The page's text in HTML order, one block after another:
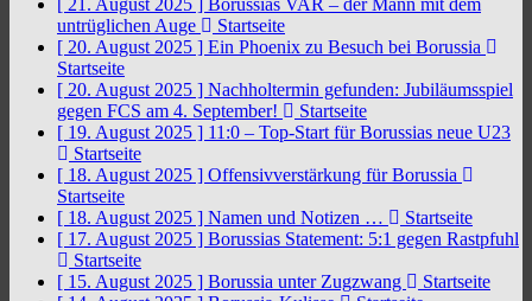
[ 21. August 2025 ] Borussias VAR – der Mann mit dem
untrüglichen Auge
Startseite
[ 20. August 2025 ] Ein Phoenix zu Besuch bei Borussia
Startseite
[ 20. August 2025 ] Nachholtermin gefunden: Jubiläumsspiel
gegen FCS am 4. September!
Startseite
[ 19. August 2025 ] 11:0 – Top-Start für Borussias neue U23
Startseite
[ 18. August 2025 ] Offensivverstärkung für Borussia
Startseite
[ 18. August 2025 ] Namen und Notizen …
Startseite
[ 17. August 2025 ] Borussias Statement: 5:1 gegen Rastpfuhl
Startseite
[ 15. August 2025 ] Borussia unter Zugzwang
Startseite